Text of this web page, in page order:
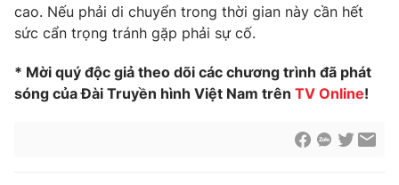
Tư vấn
Emagazine Podcast
cao. Nếu phải di chuyển trong thời gian này cần hết
sức cẩn trọng tránh gặp phải sự cố.
* Mời quý độc giả theo dõi các chương trình đã phát
sóng của Đài Truyền hình Việt Nam trên TV Online!